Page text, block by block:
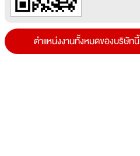
ตำแหน่งงานทั้งหมดของบริษัทนี้